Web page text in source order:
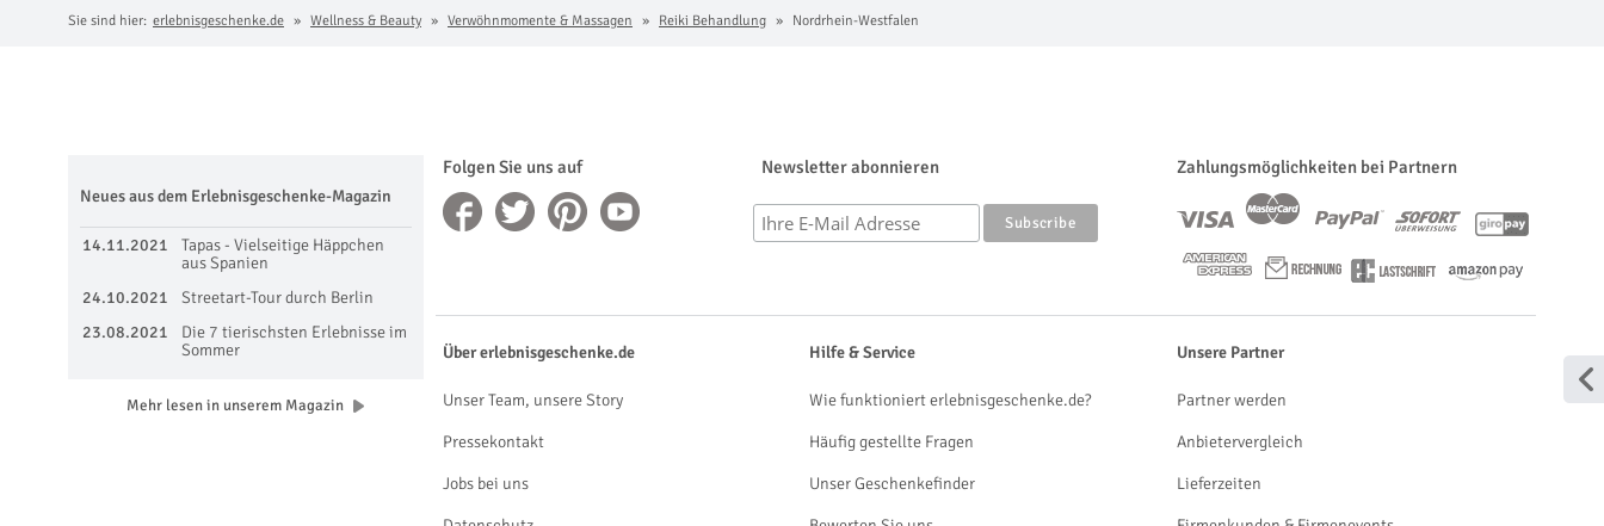
Sie sind hier: erlebnisgeschenke.de Wellness & Beauty Verwöhnmomente & Massagen Reiki Behandlung Nordrhein-Westfalen
Folgen Sie uns auf Newsletter abonnieren Zahlungsmöglichkeiten bei Partnern
Neues aus dem Erlebnisgeschenke-Magazin
14.11.2021
Tapas - Vielseitige Häppchen
aus Spanien
24.10.2021
Streetart-Tour durch Berlin
23.08.2021
Die 7 tierischsten Erlebnisse im
Sommer
Mehr lesen in unserem Magazin
Über erlebnisgeschenke.de
Unser Team, unsere Story
Pressekontakt
Jobs bei uns
Hilfe & Service
Wie funktioniert erlebnisgeschenke.de?
Häufig gestellte Fragen
Unser Geschenkefinder
Unsere Partner
Partner werden
Anbietervergleich
Lieferzeiten